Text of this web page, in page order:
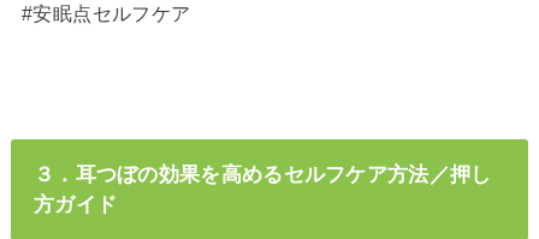
#安眠点セルフケア
３．耳つぼの効果を高めるセルフケア方法／押し
方ガイド